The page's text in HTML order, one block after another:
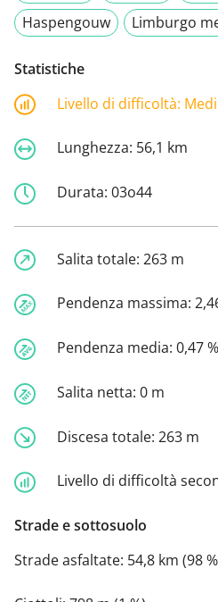
Haspengouw
Limburgo
Statistiche
Livello di difficoltà:
Lunghezza: 56,1 km
Durata: 03o44
Salita totale: 263 m
Pendenza massima:
Pendenza media: 0,47 %
Salita netta: 0 m
Discesa totale: 263 m
Livello di difficoltà
Strade e sottosuolo
Strade asfaltate: 54,8 km (98